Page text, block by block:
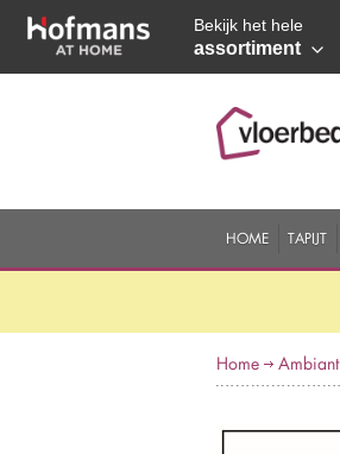
Bekijk het hele
assortiment
HOME TAPIJT
Home Ambiant